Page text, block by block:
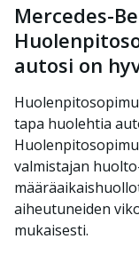
Mercedes-
autosi on
tapa huolehtia
valmistajan
aiheutuneiden
mukaisesti.